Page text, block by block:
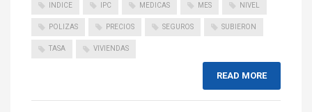
INDICE IPC MEDICAS MES NIVEL
POLIZAS PRECIOS SEGUROS SUBIERON
TASA VIVIENDAS
READ MORE